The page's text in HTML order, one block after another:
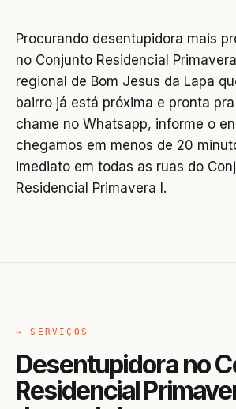
Procurando desentupidora mais
no Conjunto Residencial
regional de Bom Jesus da Lapa
bairro já está próxima e pronta
chame no Whatsapp, informe o
chegamos em menos de 20
imediato em todas as ruas do
Residencial Primavera I.
→ SERVIÇOS
Desentupidora no
Residencial